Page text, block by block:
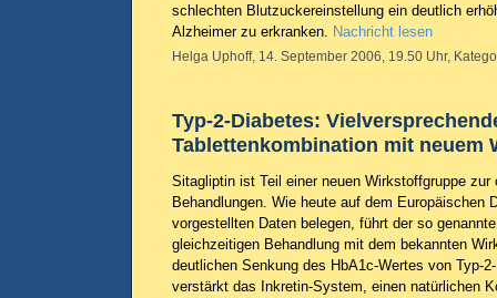
schlechten Blutzuckereinstellung ein deutlich
Alzheimer zu erkranken. Nachricht lesen
Helga Uphoff, 14. September 2006, 19.50 Uhr,
Typ-2-Diabetes:
Tablettenkombination mit neuem
Sitagliptin ist Teil einer neuen Wirkstoffgruppe zur
Behandlungen. Wie heute auf dem Europäischen
vorgestellten Daten belegen, führt der so
gleichzeitigen Behandlung mit dem bekannten
deutlichen Senkung des HbA1c-Wertes von Typ-
verstärkt das Inkretin-System, einen natürlichen